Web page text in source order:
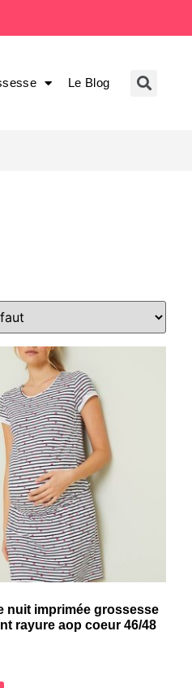
Le Blog
nuit imprimée grossesse
rayure aop coeur 46/48